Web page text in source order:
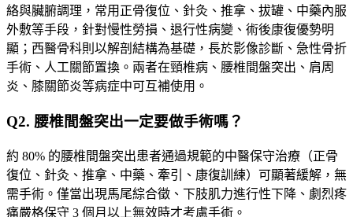
絡與臟腑調理，常用正骨復位、針灸、推拿、拔罐、中藥內服
外敷等手段，針對慢性勞損、退行性病變、術後康復優勢明
顯；西醫骨科則以解剖結構為基礎，長於影像診斷、急性骨折
手術、人工關節置換。兩者在頸椎病、腰椎間盤突出、肩周
炎、膝關節炎等病症中可互補使用。
Q2. 腰椎間盤突出一定要做手術嗎？
約 80% 的腰椎間盤突出患者通過規範的中醫保守治療（正骨
復位、針灸、推拿、中藥、牽引、康復訓練）可顯著緩解，無
需手術。僅當出現馬尾綜合徵、下肢肌力進行性下降、劇烈疼
痛嚴格保守 3 個月以上無效時才考慮手術。